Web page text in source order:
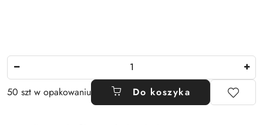
50 szt w opakowaniu Do koszyka